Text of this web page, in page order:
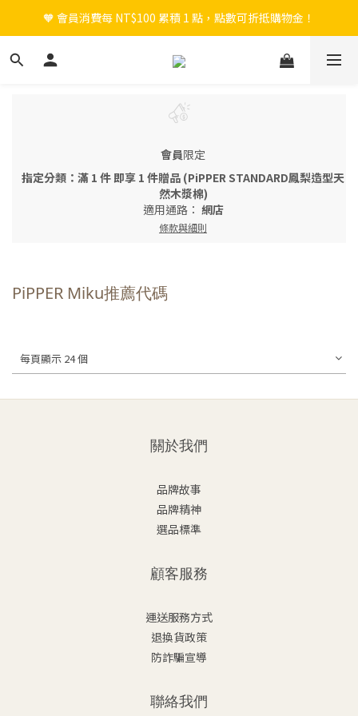
🎉 新會員註冊立即送 $200 購物金＋首購免運！
🧡 會員消費每 NT$100 累積 1 點，點數可折抵購物金！
🎉 新會員註冊立即送 $200 購物金＋首購免運！
會員限定
指定分類：滿 1 件 即享 1 件贈品 (PiPPER STANDARD鳳梨造型天
然木漿棉)
適用通路： 網店
條款與細則
PiPPER Miku推薦代碼
每頁顯示 24 個
關於我們
品牌故事
品牌精神
選品標準
顧客服務
運送服務方式
退換貨政策
防詐騙宣導
聯絡我們